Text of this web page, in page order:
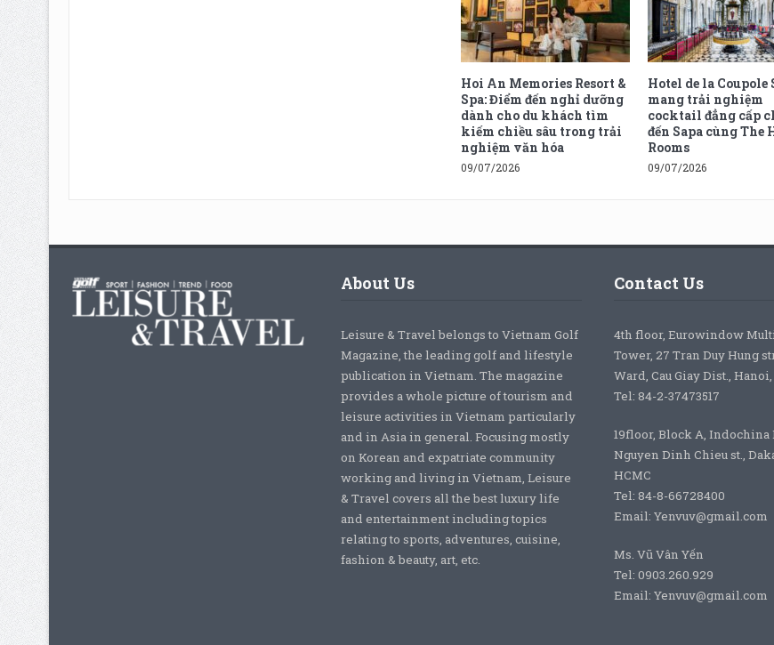
Hoi An Memories Resort &
Spa: Điểm đến nghỉ dưỡng
dành cho du khách tìm
kiếm chiều sâu trong trải
nghiệm văn hóa
09/07/2026
Hotel de la Coupole
mang trải nghiệm
cocktail đẳng cấp
đến Sapa cùng The
Rooms
09/07/2026
About Us
Leisure & Travel belongs to Vietnam Golf
Magazine, the leading golf and lifestyle
publication in Vietnam. The magazine
provides a whole picture of tourism and
leisure activities in Vietnam particularly
and in Asia in general. Focusing mostly
on Korean and expatriate community
working and living in Vietnam, Leisure
& Travel covers all the best luxury life
and entertainment including topics
relating to sports, adventures, cuisine,
fashion & beauty, art, etc.
Contact Us
4th floor, Eurowindow
Tower, 27 Tran Duy Hung
Ward, Cau Giay Dist.,
Tel: 84-2-37473517
19floor, Block A, Indochina
Nguyen Dinh Chieu st.,
HCMC
Tel: 84-8-66728400
Email: Yenvuv@gmail.com
Ms. Vũ Vân Yến
Tel: 0903.260.929
Email: Yenvuv@gmail.com